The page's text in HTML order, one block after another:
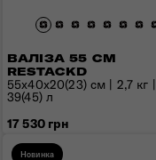
ВАЛІЗА 55 СМ
RESTACKD
55x40x20(23) см | 2,7 кг |
39(45) л
17 530 грн
Новинка